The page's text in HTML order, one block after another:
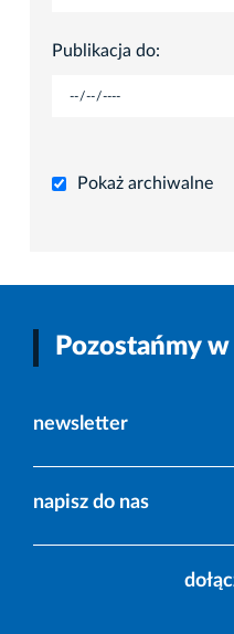
Publikacja do:
Pokaż archiwalne
Pozostańmy
newsletter
napisz do nas